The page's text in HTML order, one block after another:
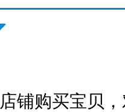
铺购买宝贝